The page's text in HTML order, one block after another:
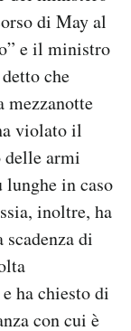
di May al
e il ministro
che
mezzanotte
violato il
armi
lunghe in caso
inoltre, ha
di
ha chiesto di
con cui è